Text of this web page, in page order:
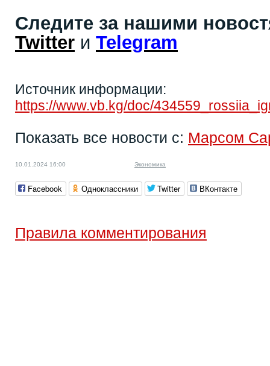
Следите за нашими
Twitter и Telegram
Источник информации:
https://www.vb.kg/doc/
Показать все новости с: Марсом
10.01.2024 16:00 Экономика
Facebook Одноклассники Twitter ВКонтакте
Правила комментирования